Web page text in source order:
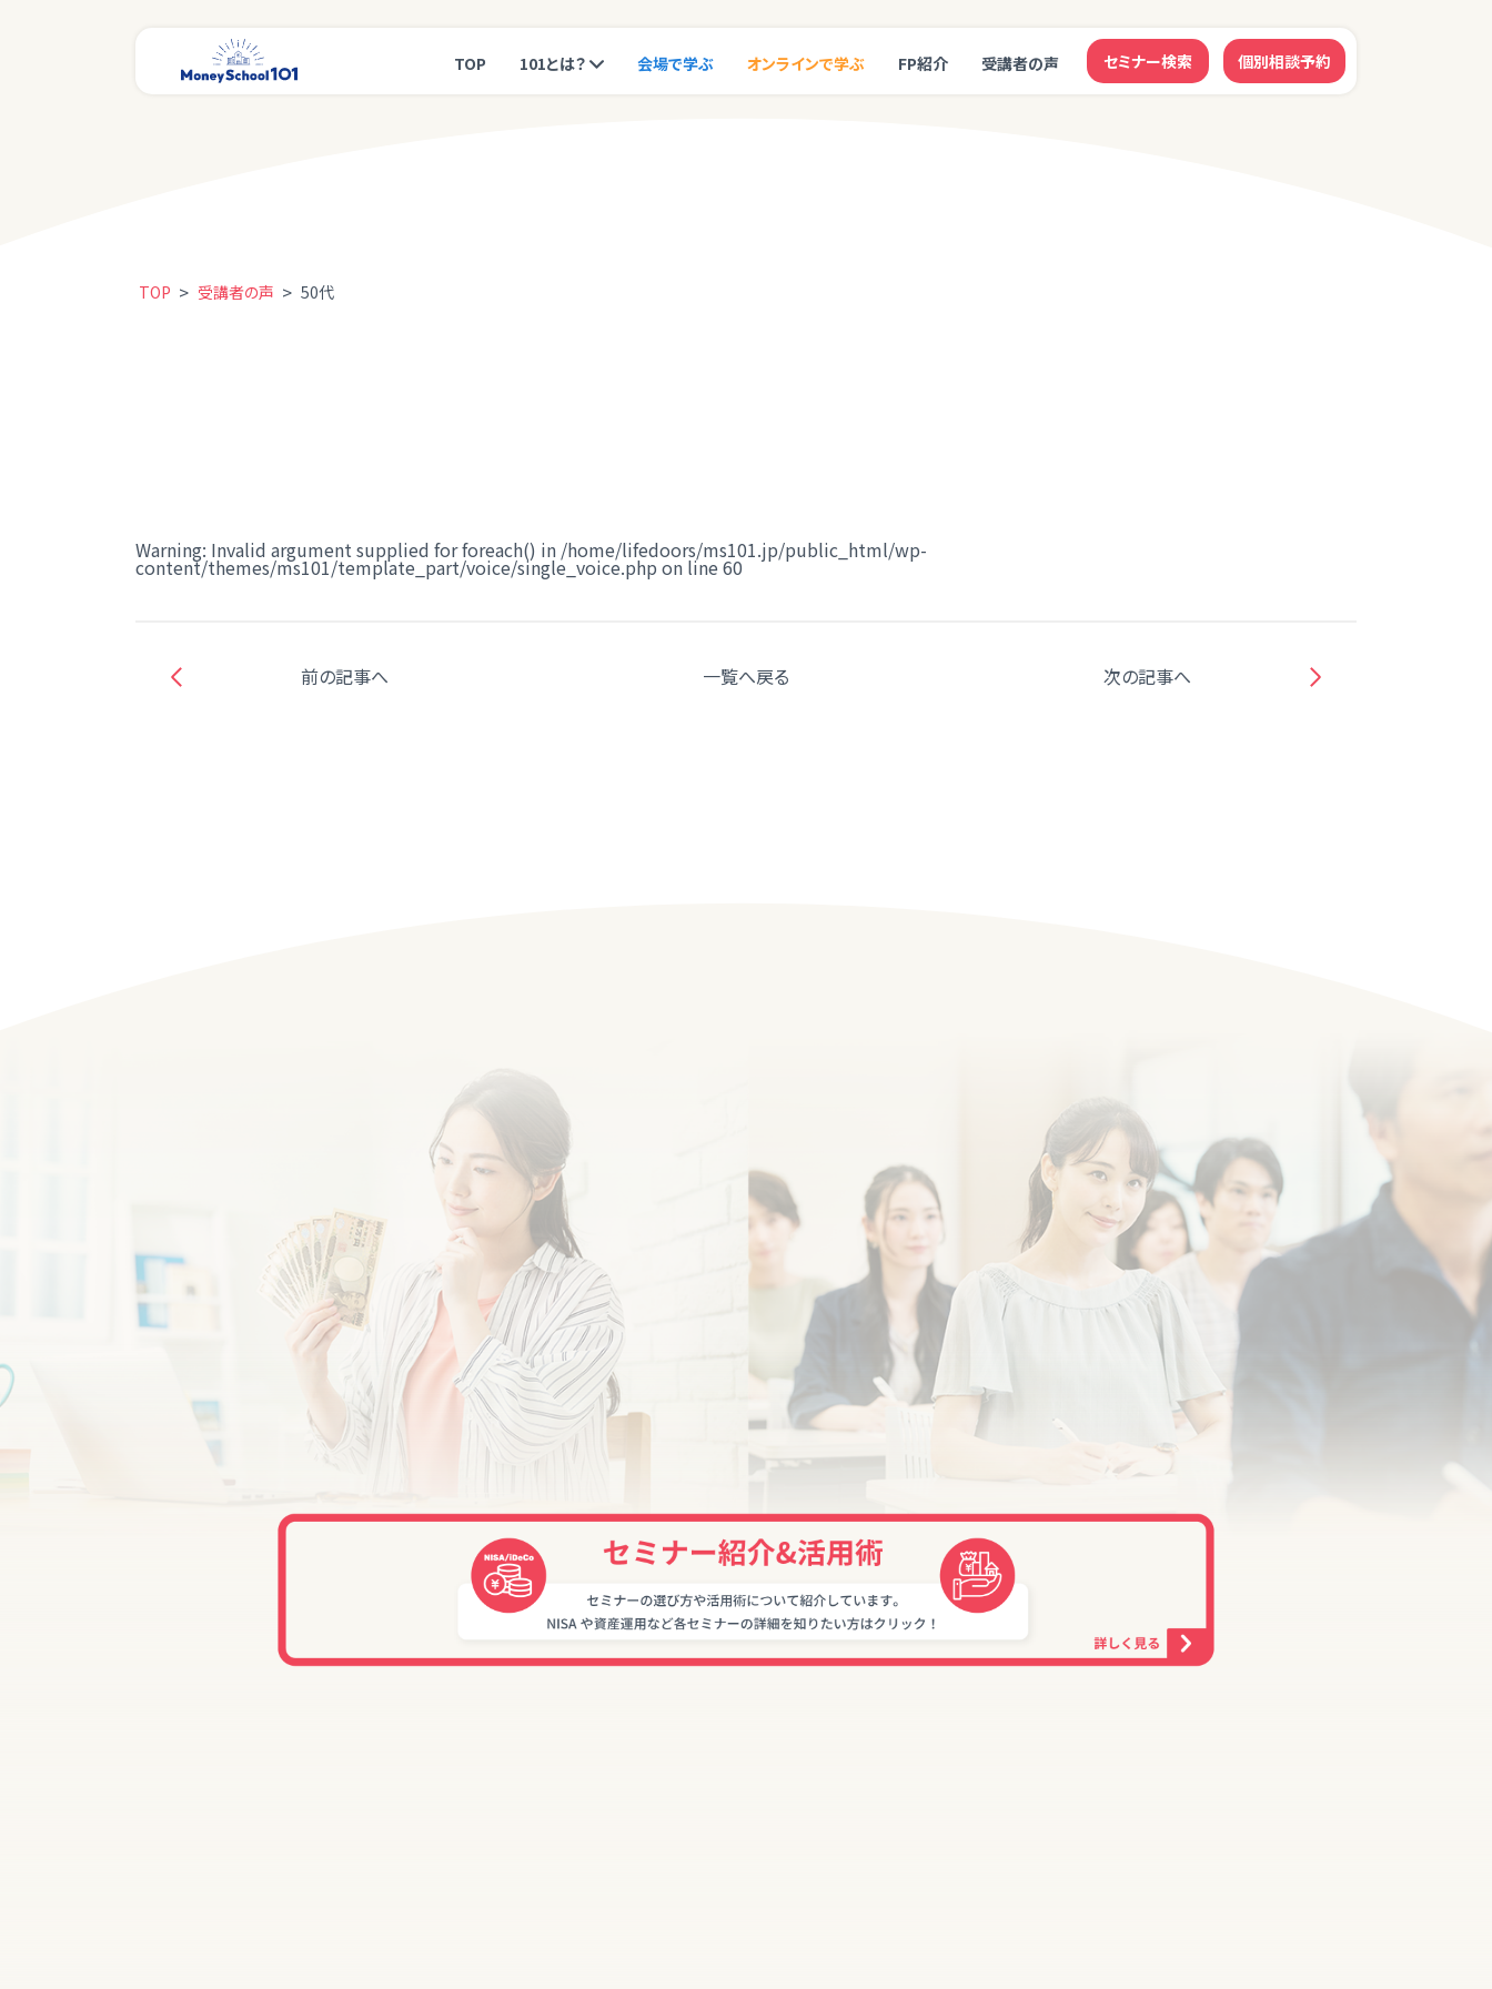
TOP 101とは？ 会場で学ぶ オンラインで学ぶ FP紹介 受講者の声 セミナー検索 個別相談予約
TOP > 受講者の声 > 50代
Warning: Invalid argument supplied for foreach() in /home/lifedoors/ms101.jp/public_html/wp-
content/themes/ms101/template_part/voice/single_voice.php on line 60
前の記事へ 一覧へ戻る 次の記事へ